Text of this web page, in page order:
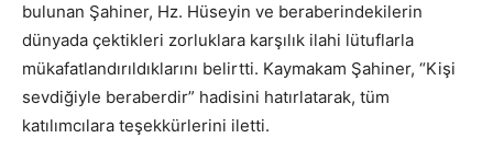
bulunan Şahiner, Hz. Hüseyin ve beraberindekilerin
dünyada çektikleri zorluklara karşılık ilahi lütuflarla
mükafatlandırıldıklarını belirtti. Kaymakam Şahiner, “Kişi
sevdiğiyle beraberdir” hadisini hatırlatarak, tüm
katılımcılara teşekkürlerini iletti.